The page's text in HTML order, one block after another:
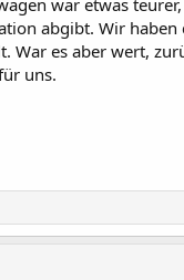
war etwas
abgibt. Wir haben
War es aber wert,
uns.